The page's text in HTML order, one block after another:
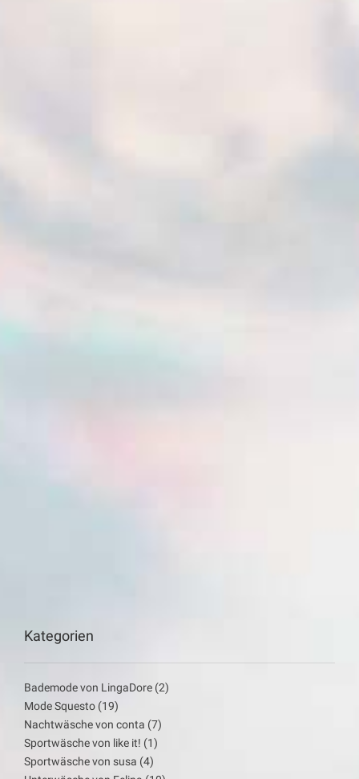
Kategorien
Bademode von LingaDore (2)
Mode Squesto (19)
Nachtwäsche von conta (7)
Sportwäsche von like it! (1)
Sportwäsche von susa (4)